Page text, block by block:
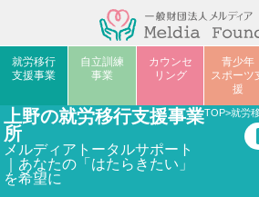
就労移行
支援事業
自立訓練
事業
カウンセ
リング
青少年
スポーツ
援
上野の就労移行支援事業
所
メルディアトータルサポート
｜あなたの「はたらきたい」
を希望に
TOP>就労